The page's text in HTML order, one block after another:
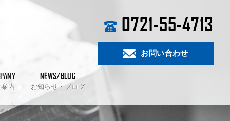
0721-55-4713
お問い合わせ
内
NEWS/BLOG
お知らせ・ブログ